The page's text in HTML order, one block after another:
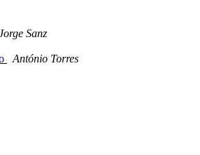
Sanz
António Torres